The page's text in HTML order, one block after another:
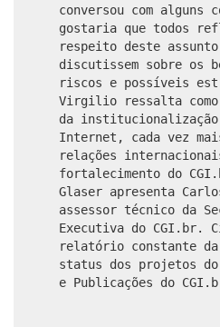
conversou com alguns
gostaria que todos
respeito deste
discutissem sobre os
riscos e possíveis
Virgilio ressalta
da
Internet, cada vez
relações
fortalecimento do
Glaser apresenta
assessor técnico da
Executiva do CGI.br.
relatório constante
status dos projetos
e Publicações do